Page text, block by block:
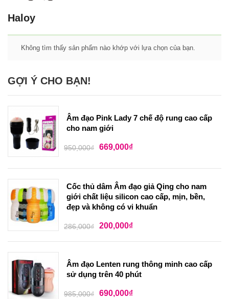
Haloy
Không tìm thấy sản phẩm nào khớp với lựa chọn của bạn.
GỢI Ý CHO BẠN!
Âm đạo Pink Lady 7 chế độ rung cao cấp
cho nam giới
950,000₫ 669,000₫
Cốc thủ dâm Âm đạo giả Qing cho nam
giới chất liệu silicon cao cấp, mịn, bền,
đẹp và không có vi khuẩn
286,000₫ 200,000₫
Âm đạo Lenten rung thông minh cao cấp
sử dụng trên 40 phút
985,000₫ 690,000₫